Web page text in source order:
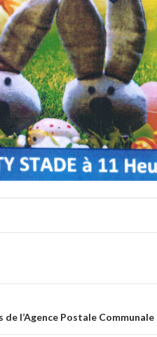
l’Agence Postale Communale